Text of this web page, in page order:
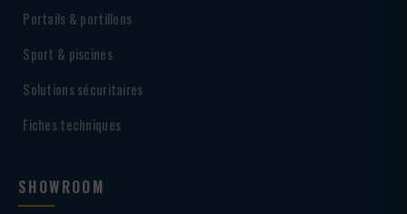
Portails & portillons
Sport & piscines
Solutions sécuritaires
Fiches techniques
SHOWROOM